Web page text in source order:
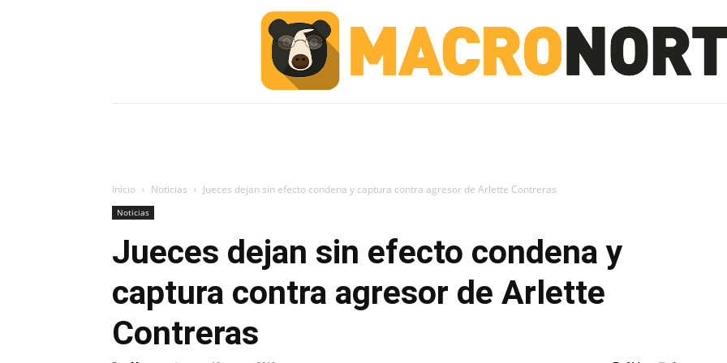
Inicio Noticias Jueces dejan sin efecto condena y captura contra agresor de Arlette Contreras
Noticias
Jueces dejan sin efecto condena y
captura contra agresor de Arlette
Contreras